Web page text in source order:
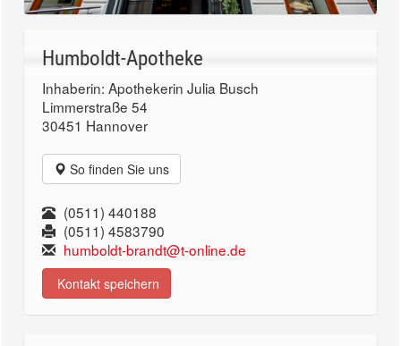
Humboldt-Apotheke
Inhaberin: Apothekerin Julia Busch
Limmerstraße 54
30451 Hannover
So finden Sie uns
(0511) 440188
(0511) 4583790
humboldt-brandt@t-online.de
Kontakt speichern